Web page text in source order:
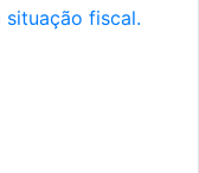
situação fiscal.